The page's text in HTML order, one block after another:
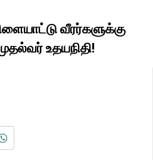
வீரர்களுக்கு
உதயநிதி!